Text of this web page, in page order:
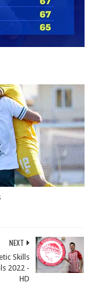
NEXT
Skills
2022 -
HD